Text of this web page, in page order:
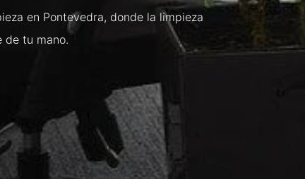
en Pontevedra, donde la limpieza
de tu mano.